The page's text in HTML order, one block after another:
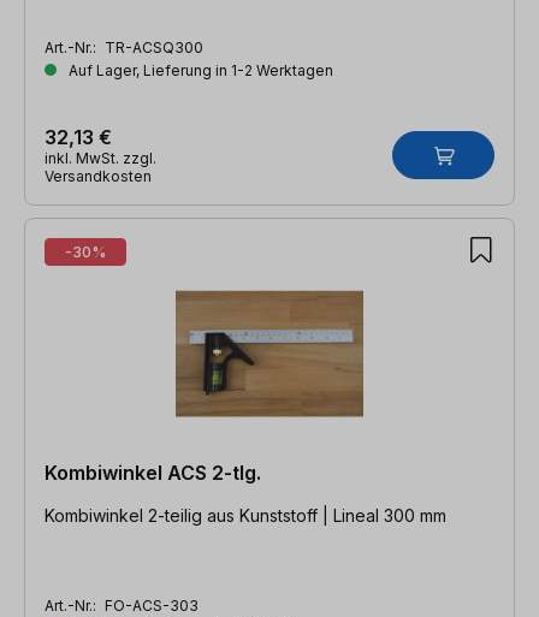
Art.-Nr.: TR-ACSQ300
Auf Lager, Lieferung in 1-2 Werktagen
32,13 €
inkl. MwSt. zzgl.
Versandkosten
-30%
Kombiwinkel ACS 2-tlg.
Kombiwinkel 2-teilig aus Kunststoff | Lineal 300 mm
Art.-Nr.: FO-ACS-303